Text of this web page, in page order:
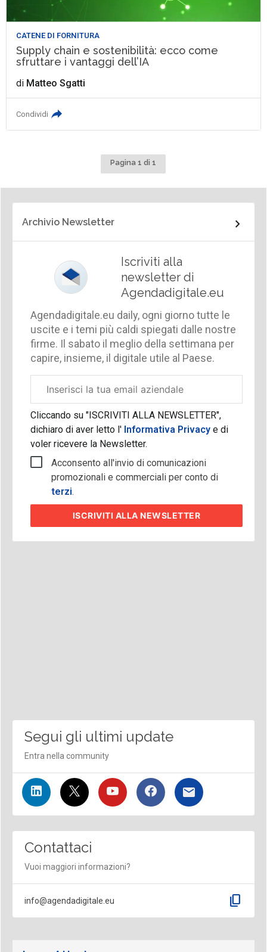
CATENE DI FORNITURA
Supply chain e sostenibilità: ecco come
sfruttare i vantaggi dell’IA
di Matteo Sgatti
Condividi
Pagina 1 di 1
Archivio Newsletter
Iscriviti alla
newsletter di
Agendadigitale.eu
Agendadigitale.eu daily, ogni giorno tutte le
uscite e i temi più caldi spiegati dalle nostre
firme. Il sabato il meglio della settimana per
capire, insieme, il digitale utile al Paese.
aziendale
Cliccando su "ISCRIVITI ALLA NEWSLETTER",
dichiaro di aver letto l'Informativa Privacy e di
voler ricevere la Newsletter.
Acconsento all'invio di comunicazioni
promozionali e commerciali per conto di
terzi.
ISCRIVITI ALLA NEWSLETTER
Segui gli ultimi update
Entra nella community
Contattaci
Vuoi maggiori informazioni?
info@agendadigitale.eu content_copy